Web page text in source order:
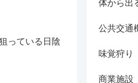
っている日陰
体から出
公共交通
味覚狩り
商業施設